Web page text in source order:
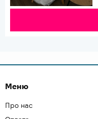
Меню
Про нас